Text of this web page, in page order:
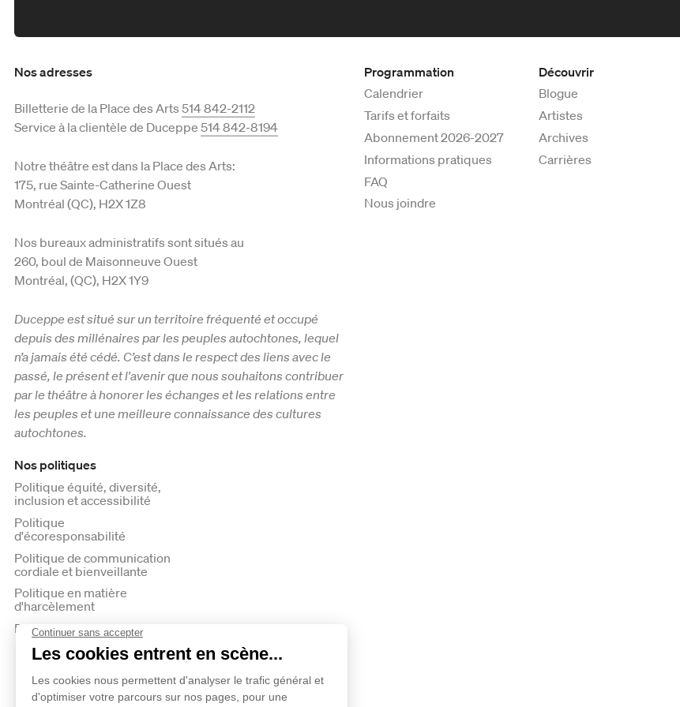
Duceppe en 50 saisons
Équipe et C.A.
Reconnaissance territoriale
Bénévolat
Fondation Duceppe
Nos actions
Nos adresses
Billetterie de la Place des Arts 514 842-2112
Service à la clientèle de Duceppe 514 842-8194
Notre théâtre est dans la Place des Arts:
175, rue Sainte-Catherine Ouest
Montréal (QC), H2X 1Z8
Nos bureaux administratifs sont situés au
260, boul de Maisonneuve Ouest
Montréal, (QC), H2X 1Y9
Duceppe est situé sur un territoire fréquenté et occupé
depuis des millénaires par les peuples autochtones, lequel
n’a jamais été cédé. C’est dans le respect des liens avec le
passé, le présent et l'avenir que nous souhaitons contribuer
par le théâtre à honorer les échanges et les relations entre
les peuples et une meilleure connaissance des cultures
autochtones.
Programmation
Calendrier
Tarifs et forfaits
Abonnement 2026-2027
Informations pratiques
FAQ
Nous joindre
Découvrir
Blogue
Artistes
Archives
Carrières
Nos politiques
Politique équité, diversité,
inclusion et accessibilité
Politique
d'écoresponsabilité
Politique de communication
cordiale et bienveillante
Politique en matière
d'harcèlement
Politique de confidentialité